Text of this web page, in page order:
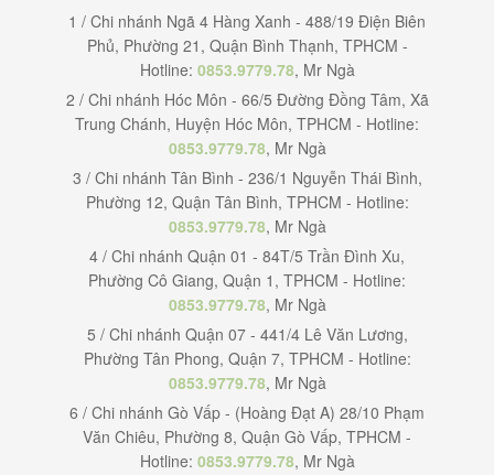
1 / Chi nhánh Ngã 4 Hàng Xanh - 488/19 Điện Biên
Phủ, Phường 21, Quận Bình Thạnh, TPHCM -
Hotline: 0853.9779.78, Mr Ngà
2 / Chi nhánh Hóc Môn - 66/5 Đường Đồng Tâm, Xã
Trung Chánh, Huyện Hóc Môn, TPHCM - Hotline:
0853.9779.78, Mr Ngà
3 / Chi nhánh Tân Bình - 236/1 Nguyễn Thái Bình,
Phường 12, Quận Tân Bình, TPHCM - Hotline:
0853.9779.78, Mr Ngà
4 / Chi nhánh Quận 01 - 84T/5 Trần Đình Xu,
Phường Cô Giang, Quận 1, TPHCM - Hotline:
0853.9779.78, Mr Ngà
5 / Chi nhánh Quận 07 - 441/4 Lê Văn Lương,
Phường Tân Phong, Quận 7, TPHCM - Hotline:
0853.9779.78, Mr Ngà
6 / Chi nhánh Gò Vấp - (Hoàng Đạt A) 28/10 Phạm
Văn Chiêu, Phường 8, Quận Gò Vấp, TPHCM -
Hotline: 0853.9779.78, Mr Ngà